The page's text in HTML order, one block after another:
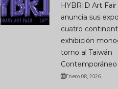
HYBRID Art
anuncia sus
cuatro
exhibición
torno al Taiwán
Contemporáneo
Enero 08, 2026